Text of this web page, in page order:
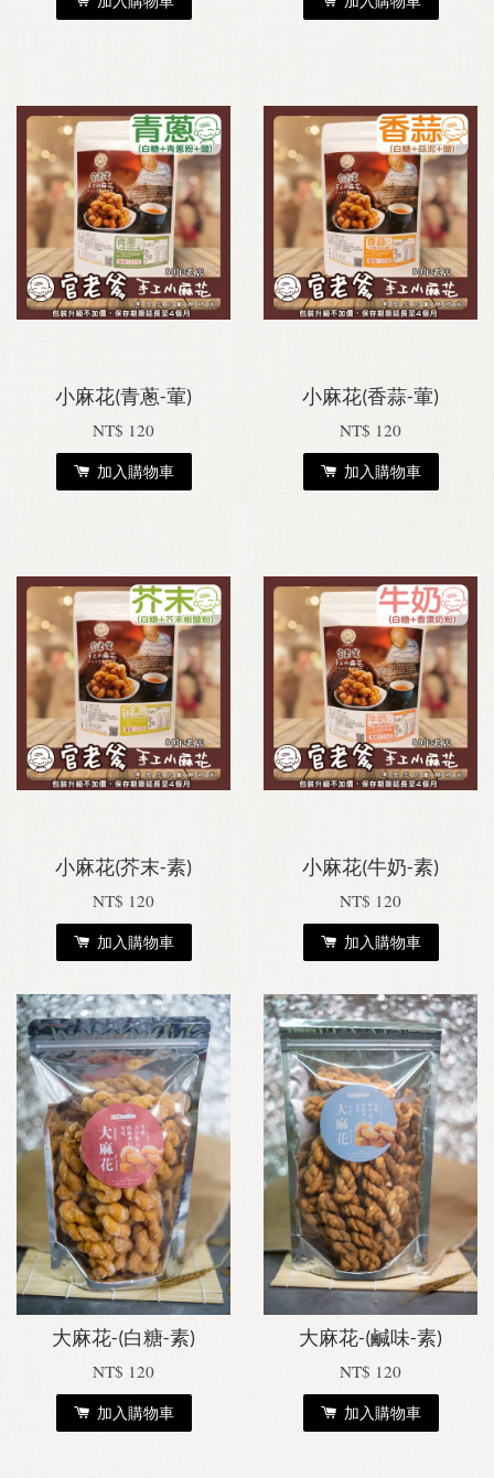
小麻花(青蔥-葷)
NT$ 120
加入購物車
小麻花(香蒜-葷)
NT$ 120
加入購物車
小麻花(芥末-素)
NT$ 120
加入購物車
小麻花(牛奶-素)
NT$ 120
加入購物車
大麻花-(白糖-素)
NT$ 120
加入購物車
大麻花-(鹹味-素)
NT$ 120
加入購物車